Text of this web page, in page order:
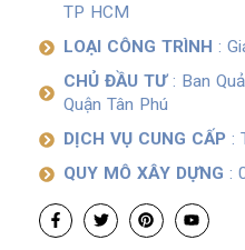
TP HCM
LOẠI CÔNG TRÌNH :
CHỦ ĐẦU TƯ: Ban
Quận Tân Phú
DỊCH VỤ CUNG CẤP :
QUY MÔ XÂY DỰNG :